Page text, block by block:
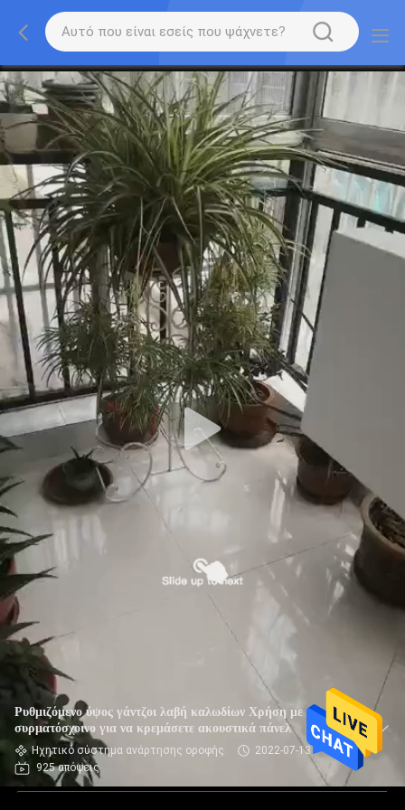
Ρυθμιζόμενο ύψος γάντζοι λαβή καλωδίων Χρήση με
συρματόσχοινο για να κρεμάσετε ακουστικά πάνελ
Ηχητικό σύστημα ανάρτησης οροφής
2022-07-13
925 απόψεις